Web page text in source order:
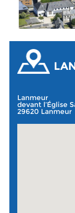
Lanmeur
devant l’Église
29620 Lanmeur